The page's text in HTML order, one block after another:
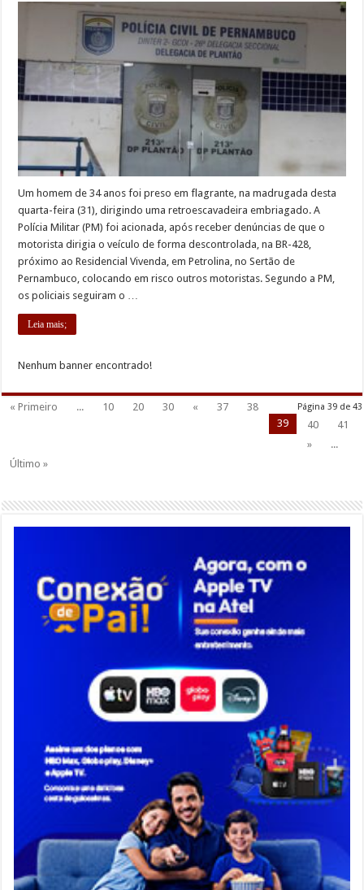
Um homem de 34 anos foi preso em flagrante, na madrugada desta
quarta-feira (31), dirigindo uma retroescavadeira embriagado. A
Polícia Militar (PM) foi acionada, após receber denúncias de que o
motorista dirigia o veículo de forma descontrolada, na BR-428,
próximo ao Residencial Vivenda, em Petrolina, no Sertão de
Pernambuco, colocando em risco outros motoristas. Segundo a PM,
os policiais seguiram o …
Leia mais;
Nenhum banner encontrado!
Página 39 de 43
« Primeiro ... 10 20 30 « 37
38
39
40
41
»
...
Último »